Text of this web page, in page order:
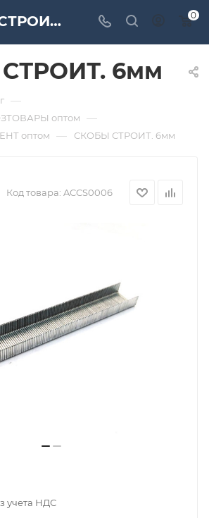
СКОБЫ СТРОИТ. 6мм. Дверная и мебельная фурнитура САМИР-КИЛИТ | Оптовые поставки 0
6мм
—
оптом —
оптом — СКОБЫ СТРОИТ. 6мм
Код товара: ACCS0006
учета НДС